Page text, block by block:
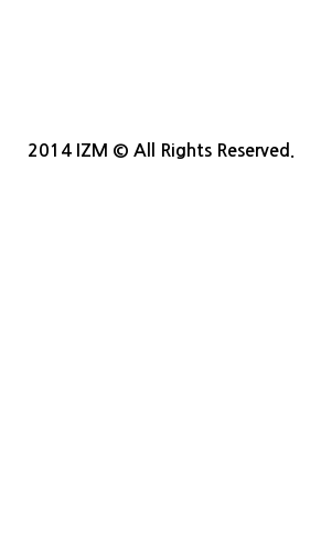
2014 IZM © All Rights Reserved.